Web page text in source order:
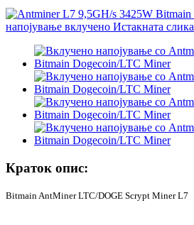
Краток опис:
Bitmain AntMiner LTC/DOGE Scrypt Miner L7